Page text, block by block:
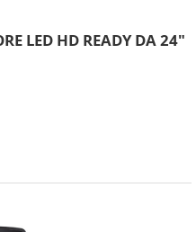
LED HD READY DA 24"